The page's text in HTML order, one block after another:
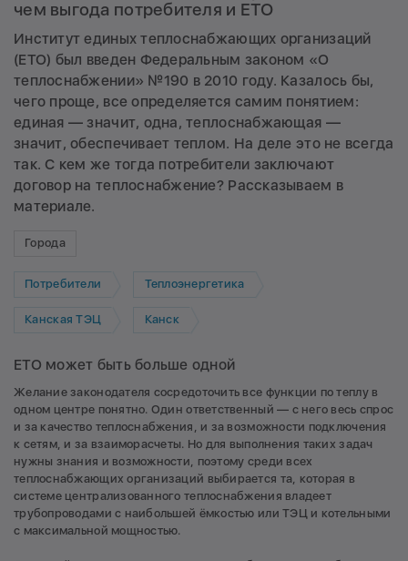
чем выгода потребителя и ЕТО
Институт единых теплоснабжающих организаций
(ЕТО) был введен Федеральным законом «О
теплоснабжении» №190 в 2010 году. Казалось бы,
чего проще, все определяется самим понятием:
единая — значит, одна, теплоснабжающая —
значит, обеспечивает теплом. На деле это не всегда
так. С кем же тогда потребители заключают
договор на теплоснабжение? Рассказываем в
материале.
Города
Потребители Теплоэнергетика
Канская ТЭЦ Канск
ЕТО может быть больше одной
Желание законодателя сосредоточить все функции по теплу в
одном центре понятно. Один ответственный — с него весь спрос
и за качество теплоснабжения, и за возможности подключения
к сетям, и за взаиморасчеты. Но для выполнения таких задач
нужны знания и возможности, поэтому среди всех
теплоснабжающих организаций выбирается та, которая в
системе централизованного теплоснабжения владеет
трубопроводами с наибольшей ёмкостью или ТЭЦ и котельными
с максимальной мощностью.